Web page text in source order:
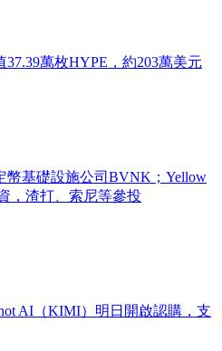
萬枚HYPE，約203萬美元
幣基礎設施公司BVNK；Yellow
，渣打、索尼等參投
AI（KIMI）明日開啟認購，支